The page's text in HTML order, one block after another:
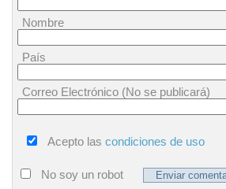
Nombre
País
Correo Electrónico (No se publicará)
Acepto las condiciones de uso
No soy un robot